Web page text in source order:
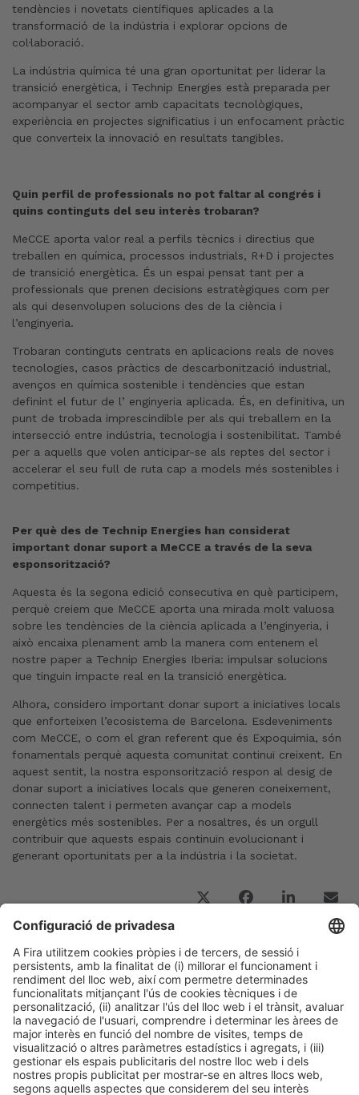
tendències i novetats científiques aplicades a la
transformació de la indústria i explorar opcions de
col·laboració.
La indústria química té una gran oportunitat per liderar la
transició energètica, i Technip Energies està preparada per
acompanyar el sector amb capacitats tecnològiques,
experiència en projectes significatius i un enfocament pràctic
que converteix la innovació en resultats tangibles.
Quin perfil de professionals no pot faltar al congrés i
quins continguts del seu interès trobaran?
MeCCE aporta valor real a perfils tècnics i directius que
treballen en química, processos industrials, R+D i projectes
de transició energètica. És un espai pensat tant per a
professionals que prenen decisions estratègiques com per
als qui desenvolupen solucions des de la ciència i
l’enginyeria.
Trobaran continguts centrats en aplicacions reals de noves
tecnologies, casos pràctics de descarbonització industrial,
avenços en química sostenible i tendències que estan
definint el futur de l’ enginyeria aplicada. És, en definitiva, un
punt de trobada imprescindible per als qui treballem en la
intersecció entre indústria, tecnologia i sostenibilitat. També
per a aquells que volen anticipar-se als reptes del sector i
accelerar el seu full de ruta cap a models més sostenibles i
competitius.
Per què des de Technip Energies han considerat
important donar suport a MeCCE a través de la seva
esponsorització?
Aquesta és la segona edició consecutiva en què participem,
perquè creiem que MeCCE aporta una mirada molt valuosa
sobre les tendències de la ciència aplicada a l’enginyeria, i
això encaixa plenament amb la manera com entenem el
nostre paper a Technip Energies Iberia: impulsar solucions
que tinguin impacte real en la transició energètica.
Alhora, considero important donar suport a iniciatives locals
que enforteixen l’ecosistema de Barcelona. Esdeveniments
com MeCCE, o com el gran referent que és Expoquimia, són
fonamentals perquè aquesta comunitat continuï creixent. En
aquest sentit, la nostra esponsorització respon al desig de
donar suport a iniciatives locals que generen coneixement,
connecten talent i permeten avançar cap a models
energètics més sostenibles. Per a nosaltres, és un orgull
contribuir que aquests espais continuïn evolucionant i
generant oportunitats per a la indústria i la societat.
Post Anterior
“El repte no és només complir la normativa, sinó
fer-ho amb eficiència i coherència”
Següent Post
“En un entorn incert, Expoquimia esdevé
imprescindible per a la indústria farmacèutica”